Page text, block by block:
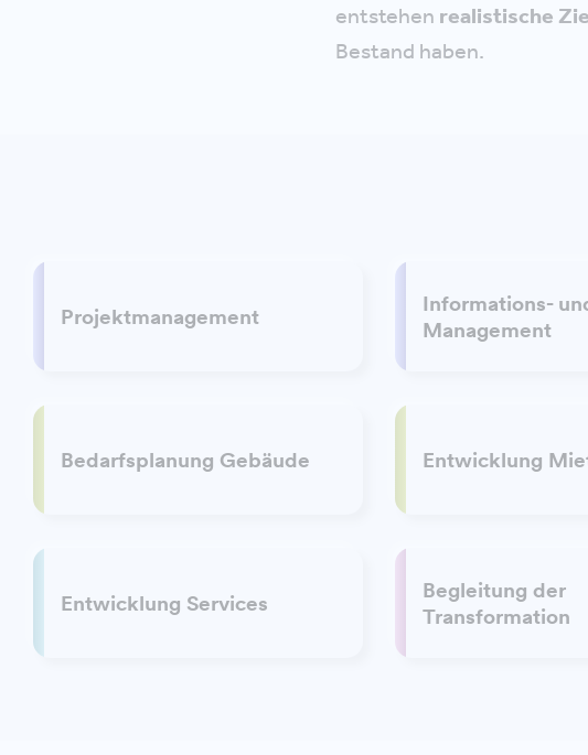
entstehen realistische
Bestand haben.
Projektmanagement
Informations-
Management
Bedarfsplanung Gebäude Entwicklung
Entwicklung Services
Begleitung der
Transformation